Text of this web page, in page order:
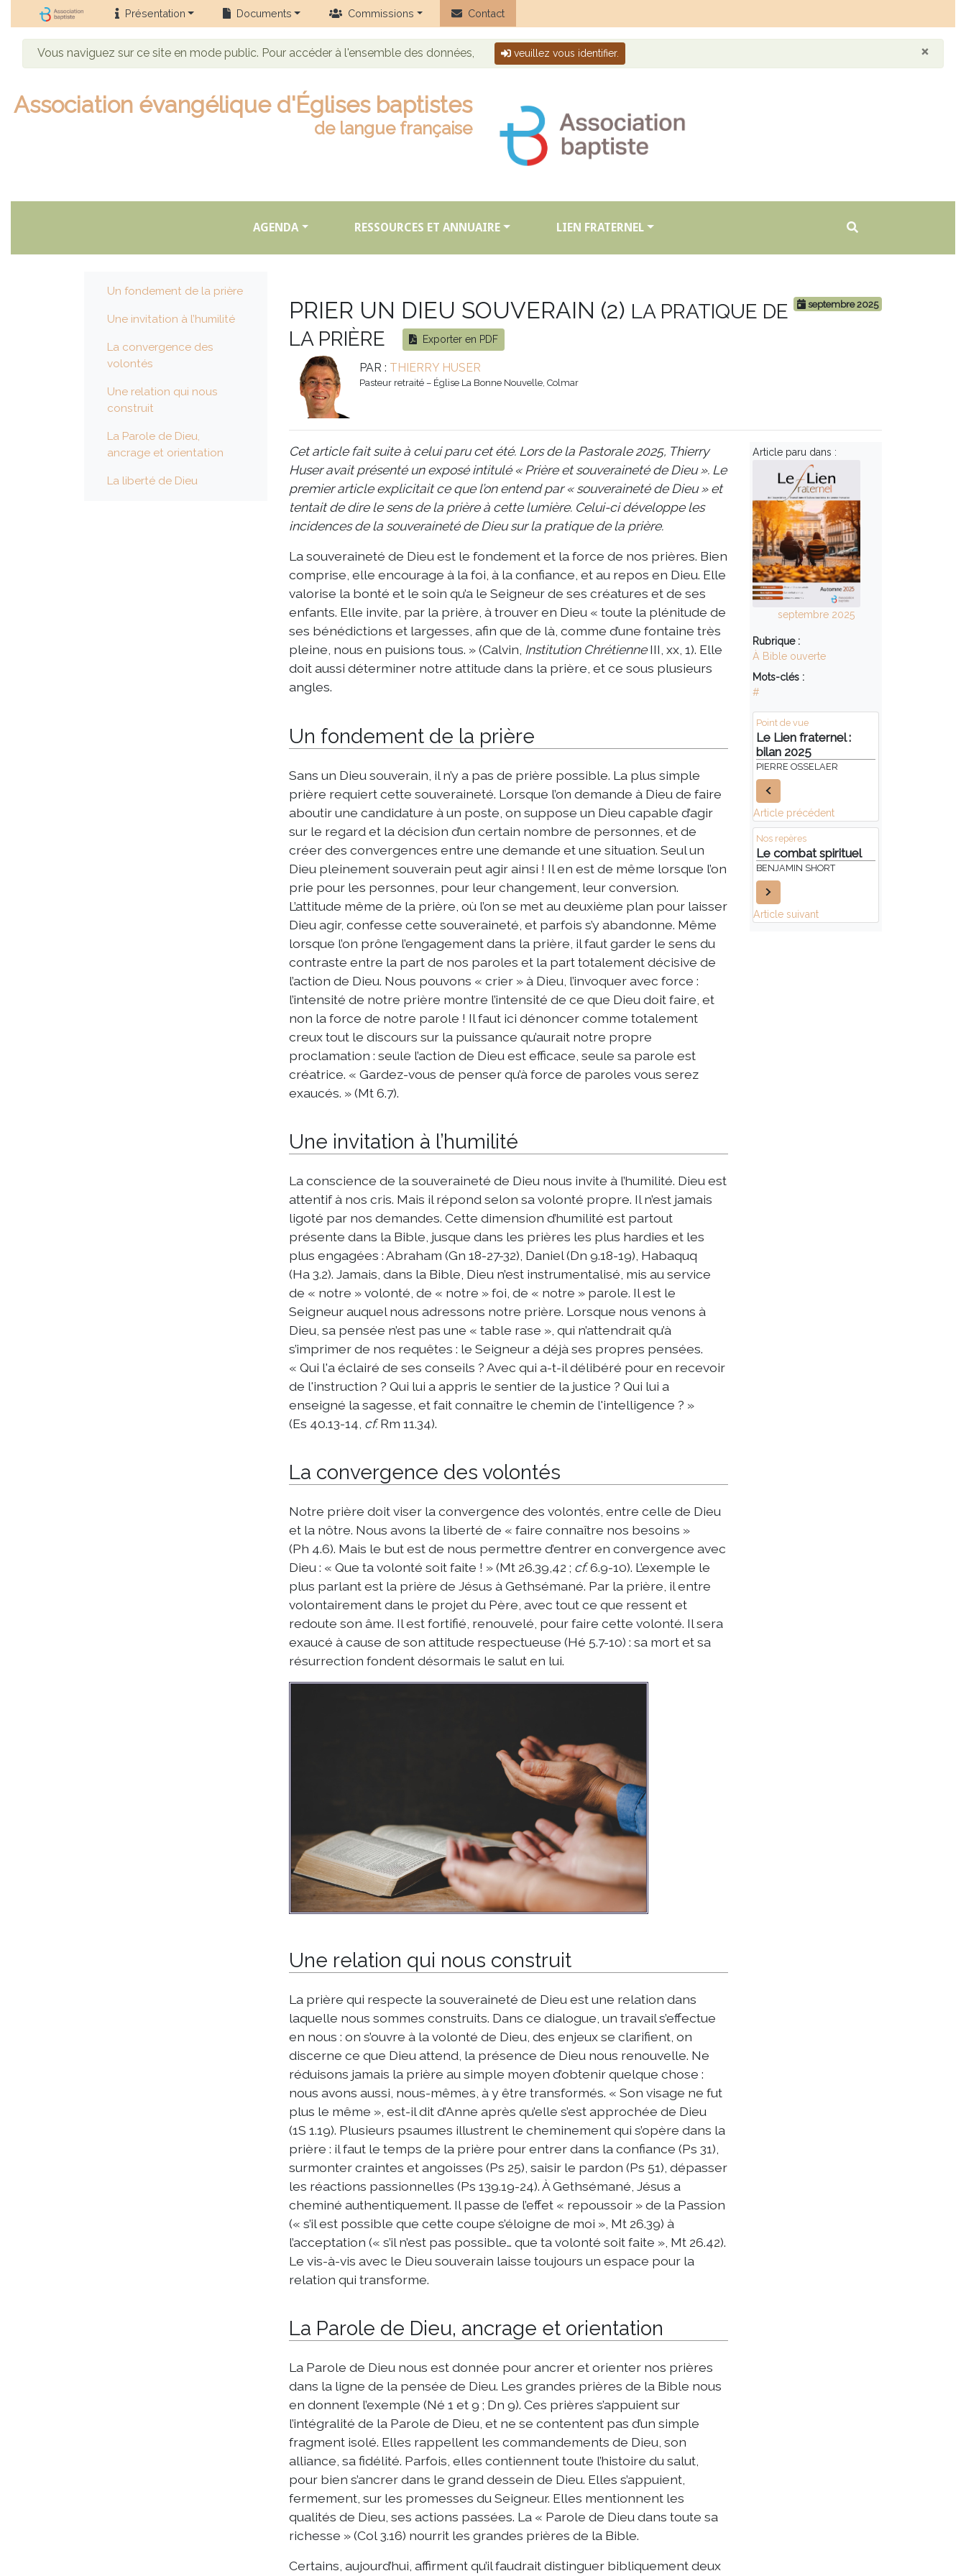
Présentation Documents Commissions Contact
Vous naviguez sur ce site en mode public. Pour accéder à l'ensemble des données, veuillez vous identifier. ×
Association évangélique d'Églises baptistes
de langue française
AGENDA RESSOURCES ET ANNUAIRE LIEN FRATERNEL
Un fondement de la prière
Une invitation à l’humilité
La convergence des
volontés
Une relation qui nous
construit
La Parole de Dieu,
ancrage et orientation
La liberté de Dieu
septembre 2025
PRIER UN DIEU SOUVERAIN (2) LA PRATIQUE DE
LA PRIÈRE
Exporter en PDF
PAR : THIERRY HUSER
Pasteur retraité – Église La Bonne Nouvelle, Colmar
Cet article fait suite à celui paru cet été. Lors de la Pastorale 2025, Thierry
Huser avait présenté un exposé intitulé « Prière et souveraineté de Dieu ». Le
premier article explicitait ce que l’on entend par « souveraineté de Dieu » et
tentait de dire le sens de la prière à cette lumière. Celui-ci développe les
incidences de la souveraineté de Dieu sur la pratique de la prière.
La souveraineté de Dieu est le fondement et la force de nos prières. Bien
comprise, elle encourage à la foi, à la confiance, et au repos en Dieu. Elle
valorise la bonté et le soin qu’a le Seigneur de ses créatures et de ses
enfants. Elle invite, par la prière, à trouver en Dieu « toute la plénitude de
ses bénédictions et largesses, afin que de là, comme d’une fontaine très
pleine, nous en puisions tous. » (Calvin, Institution ChrétienneIII, xx, 1). Elle
doit aussi déterminer notre attitude dans la prière, et ce sous plusieurs
angles.
Un fondement de la prière
Sans un Dieu souverain, il n’y a pas de prière possible. La plus simple
prière requiert cette souveraineté. Lorsque l’on demande à Dieu de faire
aboutir une candidature à un poste, on suppose un Dieu capable d’agir
sur le regard et la décision d’un certain nombre de personnes, et de
créer des convergences entre une demande et une situation. Seul un
Dieu pleinement souverain peut agir ainsi ! Il en est de même lorsque l’on
prie pour les personnes, pour leur changement, leur conversion.
L’attitude même de la prière, où l’on se met au deuxième plan pour laisser
Dieu agir, confesse cette souveraineté, et parfois s’y abandonne. Même
lorsque l’on prône l’engagement dans la prière, il faut garder le sens du
contraste entre la part de nos paroles et la part totalement décisive de
l’action de Dieu. Nous pouvons « crier » à Dieu, l’invoquer avec force :
l’intensité de notre prière montre l’intensité de ce que Dieu doit faire, et
non la force de notre parole ! Il faut ici dénoncer comme totalement
creux tout le discours sur la puissance qu’aurait notre propre
proclamation : seule l’action de Dieu est efficace, seule sa parole est
créatrice. « Gardez-vous de penser qu’à force de paroles vous serez
exaucés. » (Mt 6.7).
Une invitation à l’humilité
La conscience de la souveraineté de Dieu nous invite à l’humilité. Dieu est
attentif à nos cris. Mais il répond selon sa volonté propre. Il n’est jamais
ligoté par nos demandes. Cette dimension d’humilité est partout
présente dans la Bible, jusque dans les prières les plus hardies et les
plus engagées : Abraham (Gn 18-27-32), Daniel (Dn 9.18-19), Habaquq
(Ha 3.2). Jamais, dans la Bible, Dieu n’est instrumentalisé, mis au service
de « notre » volonté, de « notre » foi, de « notre » parole. Il est le
Seigneur auquel nous adressons notre prière. Lorsque nous venons à
Dieu, sa pensée n’est pas une « table rase », qui n’attendrait qu’à
s’imprimer de nos requêtes : le Seigneur a déjà ses propres pensées.
« Qui l'a éclairé de ses conseils ? Avec qui a-t-il délibéré pour en recevoir
de l'instruction ? Qui lui a appris le sentier de la justice ? Qui lui a
enseigné la sagesse, et fait connaître le chemin de l'intelligence ? »
(Es 40.13-14, cf.Rm 11.34).
La convergence des volontés
Notre prière doit viser la convergence des volontés, entre celle de Dieu
et la nôtre. Nous avons la liberté de « faire connaître nos besoins »
(Ph 4.6). Mais le but est de nous permettre d’entrer en convergence avec
Dieu : « Que ta volonté soit faite ! » (Mt 26.39,42 ; cf.6.9-10). L’exemple le
plus parlant est la prière de Jésus à Gethsémané. Par la prière, il entre
volontairement dans le projet du Père, avec tout ce que ressent et
redoute son âme. Il est fortifié, renouvelé, pour faire cette volonté. Il sera
exaucé à cause de son attitude respectueuse (Hé 5.7-10) : sa mort et sa
résurrection fondent désormais le salut en lui.
Une relation qui nous construit
La prière qui respecte la souveraineté de Dieu est une relation dans
laquelle nous sommes construits. Dans ce dialogue, un travail s’effectue
en nous : on s’ouvre à la volonté de Dieu, des enjeux se clarifient, on
discerne ce que Dieu attend, la présence de Dieu nous renouvelle. Ne
réduisons jamais la prière au simple moyen d’obtenir quelque chose :
nous avons aussi, nous-mêmes, à y être transformés. « Son visage ne fut
plus le même », est-il dit d’Anne après qu’elle s’est approchée de Dieu
(1S 1.19). Plusieurs psaumes illustrent le cheminement qui s’opère dans la
prière : il faut le temps de la prière pour entrer dans la confiance (Ps 31),
surmonter craintes et angoisses (Ps 25), saisir le pardon (Ps 51), dépasser
les réactions passionnelles (Ps 139.19-24). À Gethsémané, Jésus a
cheminé authentiquement. Il passe de l’effet « repoussoir » de la Passion
(« s’il est possible que cette coupe s’éloigne de moi », Mt 26.39) à
l’acceptation (« s’il n’est pas possible… que ta volonté soit faite », Mt 26.42).
Le vis-à-vis avec le Dieu souverain laisse toujours un espace pour la
relation qui transforme.
La Parole de Dieu, ancrage et orientation
La Parole de Dieu nous est donnée pour ancrer et orienter nos prières
dans la ligne de la pensée de Dieu. Les grandes prières de la Bible nous
en donnent l’exemple (Né 1 et 9 ; Dn 9). Ces prières s’appuient sur
l’intégralité de la Parole de Dieu, et ne se contentent pas d’un simple
fragment isolé. Elles rappellent les commandements de Dieu, son
alliance, sa fidélité. Parfois, elles contiennent toute l’histoire du salut,
pour bien s’ancrer dans le grand dessein de Dieu. Elles s’appuient,
fermement, sur les promesses du Seigneur. Elles mentionnent les
qualités de Dieu, ses actions passées. La « Parole de Dieu dans toute sa
richesse » (Col 3.16) nourrit les grandes prières de la Bible.
Certains, aujourd’hui, affirment qu’il faudrait distinguer bibliquement deux
Article paru dans :
septembre 2025
Rubrique :
À Bible ouverte
Mots-clés :
#
Point de vue
Le Lien fraternel :
bilan 2025
PIERRE OSSELAER
Article précédent
Nos repères
Le combat spirituel
BENJAMIN SHORT
Article suivant